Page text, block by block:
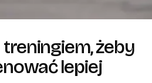
żeby
lepiej